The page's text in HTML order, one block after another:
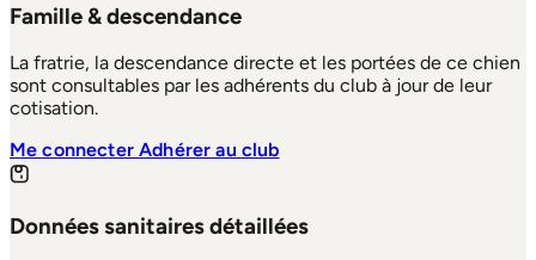
Famille & descendance
La fratrie, la descendance directe et les portées de ce chien
sont consultables par les adhérents du club à jour de leur
cotisation.
Me connecterAdhérer au club
Données sanitaires détaillées